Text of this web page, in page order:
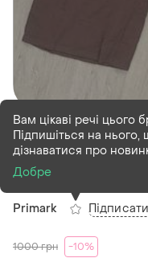
Деактивований1 шт
Легкі штани
літні штани
Primark
Вам цікаві речі цього
Підпишіться на нього,
дізнаватися про
Добре
1000грн -10%